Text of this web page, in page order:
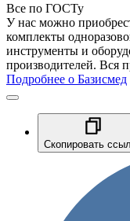
Все по ГОСТу
У нас можно
комплекты
инструменты и
производителей. Вся
Подробнее о Базисмед
Скопировать